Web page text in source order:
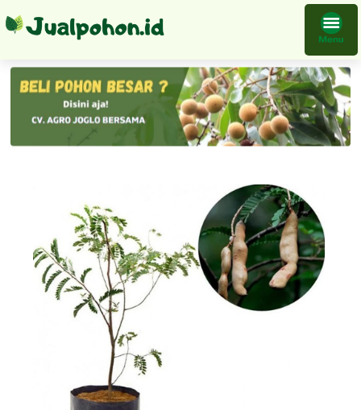
Bibit Tanaman Sweet Tamarind Asam Jawa Pesan Sekarang